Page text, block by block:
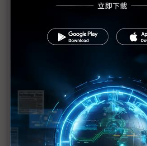
透明廣告看板、電子紙智慧站牌 台
1 2 >>